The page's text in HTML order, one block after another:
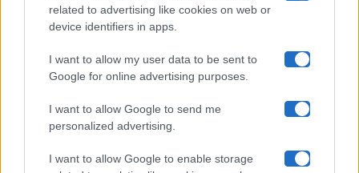
related to advertising like cookies on web or
device identifiers in apps.
I want to allow my user data to be sent to
Google for online advertising purposes.
I want to allow Google to send me
personalized advertising.
I want to allow Google to enable storage
Uomini E Donne
Maste S.r.l.
Chi siamo
Collabora con noi